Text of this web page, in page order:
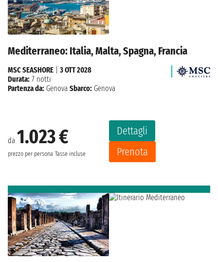
Mediterraneo: Italia, Malta, Spagna, Francia
da 1.023 €
prezzo per persona Tasse incluse
Dettagli
Prenota
MSC SEASHORE
3 OTT 2028
Durata: 7 notti
Partenza da: Genova Sbarco: Genova